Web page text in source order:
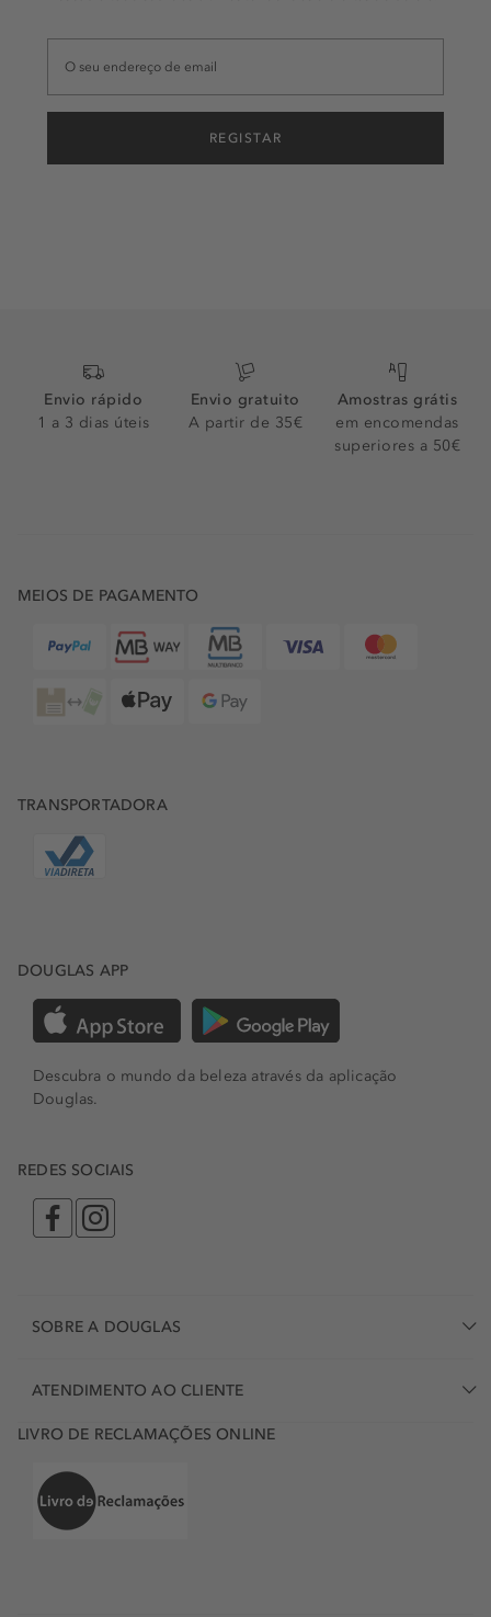
REGISTAR
Envio rápido
1 a 3 dias úteis
Envio gratuito
A partir de 35€
Amostras grátis
em encomendas
superiores a 50€
MEIOS DE PAGAMENTO
TRANSPORTADORA
DOUGLAS APP
Descubra o mundo da beleza através da aplicação
Douglas.
REDES SOCIAIS
SOBRE A DOUGLAS
ATENDIMENTO AO CLIENTE
LIVRO DE RECLAMAÇÕES ONLINE